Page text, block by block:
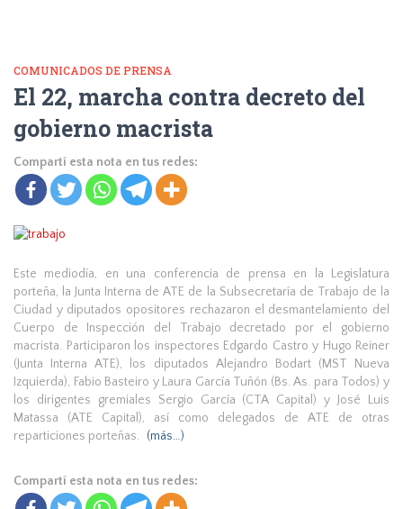
COMUNICADOS DE PRENSA
El 22, marcha contra decreto del
gobierno macrista
Compartí esta nota en tus redes:
Este mediodía, en una conferencia de prensa en la Legislatura
porteña, la Junta Interna de ATE de la Subsecretaría de Trabajo de la
Ciudad y diputados opositores rechazaron el desmantelamiento del
Cuerpo de Inspección del Trabajo decretado por el gobierno
macrista. Participaron los inspectores Edgardo Castro y Hugo Reiner
(Junta Interna ATE), los diputados Alejandro Bodart (MST Nueva
Izquierda), Fabio Basteiro y Laura García Tuñón (Bs. As. para Todos) y
los dirigentes gremiales Sergio García (CTA Capital) y José Luis
Matassa (ATE Capital), así como delegados de ATE de otras
reparticiones porteñas.
(más…)
Compartí esta nota en tus redes: